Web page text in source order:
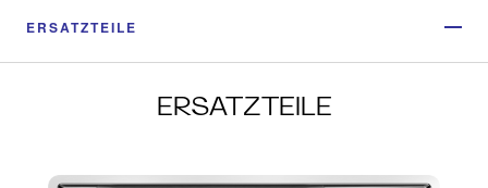
ERSATZTEILE
ERSATZTEILE